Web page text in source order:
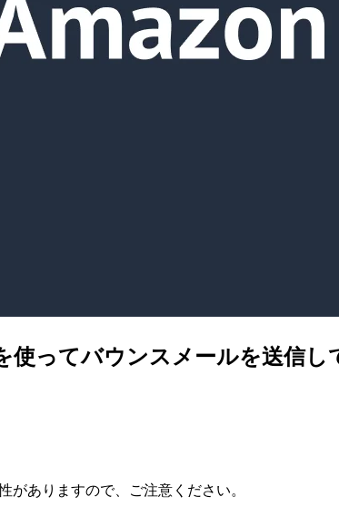
ってバウンスメールを送信し
ありますので、ご注意ください。